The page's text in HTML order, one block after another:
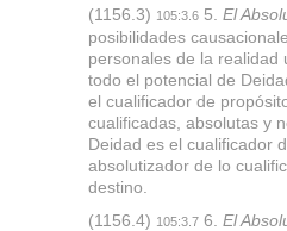
(1156.3) 105:3.65. El
posibilidades
personales de la realidad
todo el potencial de
el cualificador de
cualificadas, absolutas y
Deidad es el cualificador
absolutizador de lo
destino.
(1156.4) 105:3.76. El